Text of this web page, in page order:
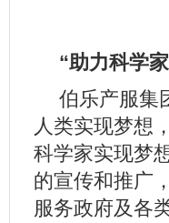
“助力科学
伯乐产服集
人类实现梦想
科学家实现梦
的宣传和推广
服务政府及各